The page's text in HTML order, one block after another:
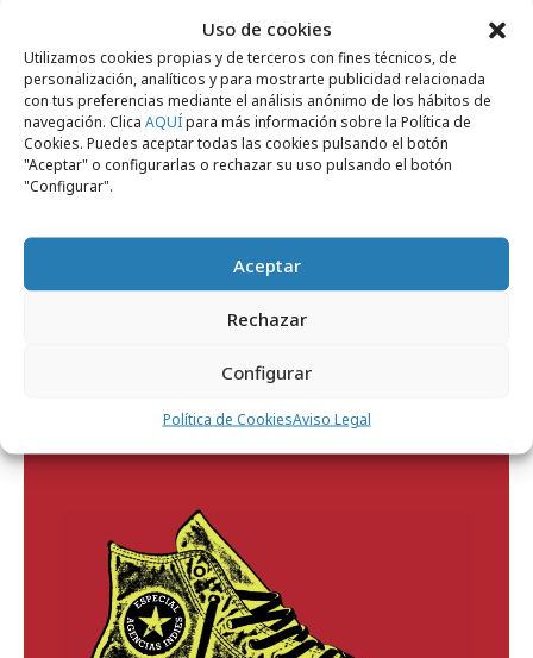
Uso de cookies
Utilizamos cookies propias y de terceros con fines técnicos, de
personalización, analíticos y para mostrarte publicidad relacionada
con tus preferencias mediante el análisis anónimo de los hábitos de
navegación. Clica AQUÍpara más información sobre la Política de
Cookies. Puedes aceptar todas las cookies pulsando el botón
"Aceptar" o configurarlas o rechazar su uso pulsando el botón
"Configurar".
Aceptar
Rechazar
Configurar
Política de CookiesAviso Legal
lunes, 29 de junio 2015